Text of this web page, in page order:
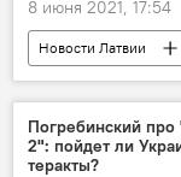
8 июня 2021, 17:54
Новости Латвии
Раймондс Вейонис
Латвийский
Ульяна Семенова
Погребинский
2": пойдет ли
теракты?